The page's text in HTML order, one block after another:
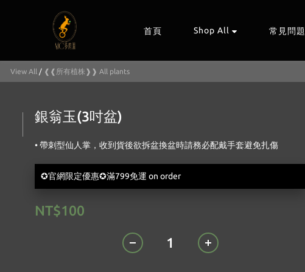
首頁 Shop All 常見問題
View All / ❰❰所有植株❱❱ All plants
銀翁玉(3吋盆)
• 帶刺型仙人掌，收到貨後欲拆盆換盆時請務必配戴手套避免扎傷
✪官網限定優惠✪滿799免運 on order
NT$100